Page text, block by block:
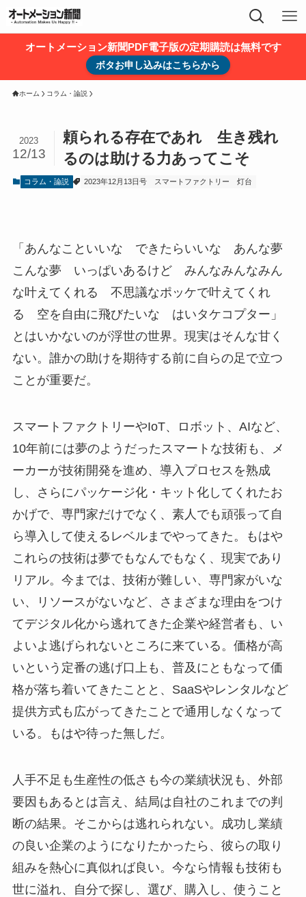
オートメーション新聞PDF電子版の定期購読は無料です
ボタお申し込みはこちらから
ホーム コラム・論説
頼られる存在であれ 生き残れ
るのは助ける力あってこそ
2023
12/13
コラム・論説 2023年12月13日号 スマートファクトリー 灯台
「あんなこといいな できたらいいな あんな夢
こんな夢 いっぱいあるけど みんなみんなみん
な叶えてくれる 不思議なポッケで叶えてくれ
る 空を自由に飛びたいな はいタケコプター」
とはいかないのが浮世の世界。現実はそんな甘く
ない。誰かの助けを期待する前に自らの足で立つ
ことが重要だ。
スマートファクトリーやIoT、ロボット、AIなど、
10年前には夢のようだったスマートな技術も、メ
ーカーが技術開発を進め、導入プロセスを熟成
し、さらにパッケージ化・キット化してくれたお
かげで、専門家だけでなく、素人でも頑張って自
ら導入して使えるレベルまでやってきた。もはや
これらの技術は夢でもなんでもなく、現実であり
リアル。今までは、技術が難しい、専門家がいな
い、リソースがないなど、さまざまな理由をつけ
てデジタル化から逃れてきた企業や経営者も、い
よいよ逃げられないところに来ている。価格が高
いという定番の逃げ口上も、普及にともなって価
格が落ち着いてきたことと、SaaSやレンタルなど
提供方式も広がってきたことで通用しなくなって
いる。もはや待った無しだ。
人手不足も生産性の低さも今の業績状況も、外部
要因もあるとは言え、結局は自社のこれまでの判
断の結果。そこからは逃れられない。成功し業績
の良い企業のようになりたかったら、彼らの取り
組みを熱心に真似れば良い。今なら情報も技術も
世に溢れ、自分で探し、選び、購入し、使うこと